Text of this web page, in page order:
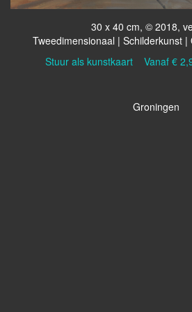
30 x 40 cm, © 2018,
Tweedimensionaal | Schilderkunst
Stuur als kunstkaart Vanaf €
Groningen